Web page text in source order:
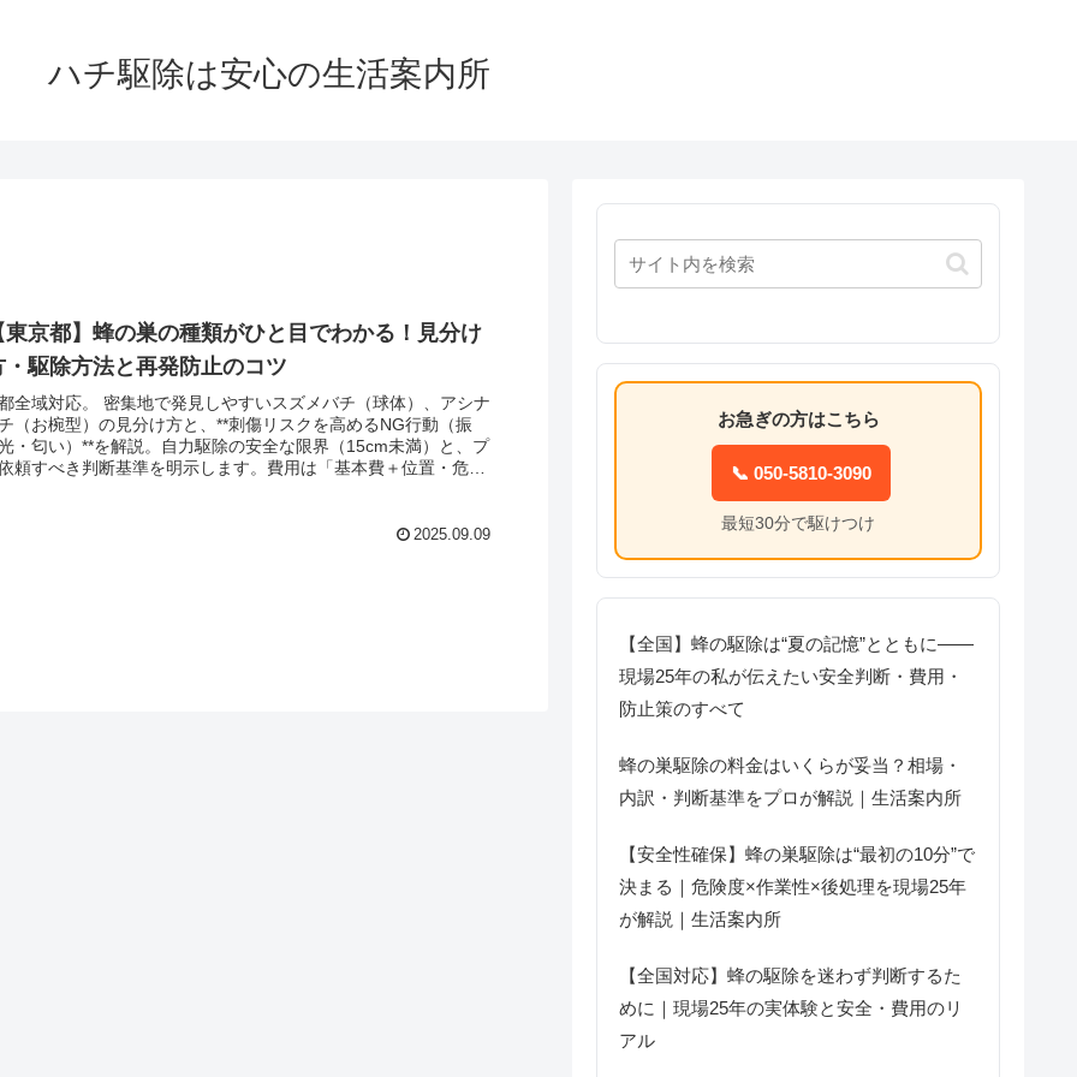
ハチ駆除は安心の生活案内所
東京都】蜂の巣の種類がひと目でわかる！見分け
・駆除方法と再発防止のコツ
全域対応。 密集地で発見しやすいスズメバチ（球体）、アシナ
（お椀型）の見分け方と、**刺傷リスクを高めるNG行動（振
・匂い）**を解説。自力駆除の安全な限界（15cm未満）と、プ
頼すべき判断基準を明示します。費用は「基本費＋位置・危険
2025.09.09
お急ぎの方はこちら
📞 050-5810-3090
最短30分で駆けつけ
【全国】蜂の駆除は“夏の記憶”とともに――
現場25年の私が伝えたい安全判断・費用・
防止策のすべて
蜂の巣駆除の料金はいくらが妥当？相場・
内訳・判断基準をプロが解説｜生活案内所
【安全性確保】蜂の巣駆除は“最初の10分”で
決まる｜危険度×作業性×後処理を現場25年
が解説｜生活案内所
【全国対応】蜂の駆除を迷わず判断するた
めに｜現場25年の実体験と安全・費用のリ
アル